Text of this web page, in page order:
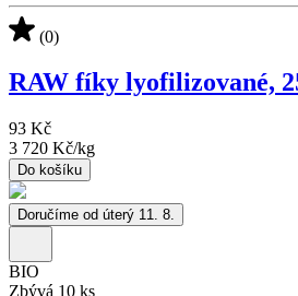
(0)
RAW fíky lyofilizované,
93 Kč
3 720 Kč/kg
Do košíku
Doručíme od úterý 11. 8.
BIO
Zbývá 10 ks